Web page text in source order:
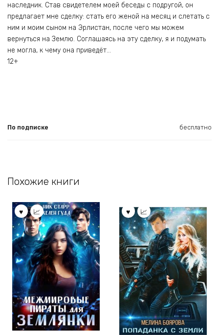
наследник. Став свидетелем моей беседы с подругой, он
предлагает мне сделку: стать его женой на месяц и слетать с
ним и моим сыном на Эрлистан, после чего мы можем
вернуться на Землю. Соглашаясь на эту сделку, я и подумать
не могла, к чему она приведёт…
12+
По подписке бесплатно
Похожие книги